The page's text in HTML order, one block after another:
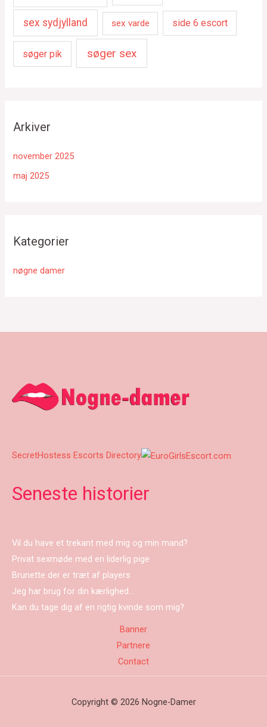
sex sydjylland sex varde side 6 escort
søger pik søger sex
Arkiver
november 2025
maj 2025
Kategorier
nøgne damer
SecretHostess Escorts Directory
Seneste historier
Vil du have et trekant med mig og min mand?
Privat sexmøde med en liderlig pige
Brunette der er træt af players
Jeg har brug for din kærlighed…
Kan du tage dig af en rigtig kvinde som mig?
Banner
Partnere
Contact
Copyright © 2026 Nogne-Damer